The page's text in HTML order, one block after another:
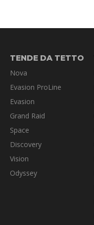
TENDE DA TETTO
Nova
Evasion ProLine
Evasion
Grand Raid
Space
Discovery
Vision
Odyssey